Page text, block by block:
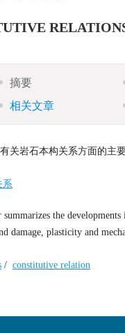
摘要
相关文章
关岩石本构关系方面的主
系
summarizes the
damage, plasticity and
/ constitutive relation